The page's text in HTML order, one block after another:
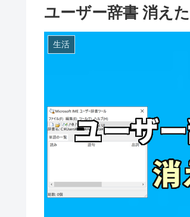
ユーザー辞書 消え
生活